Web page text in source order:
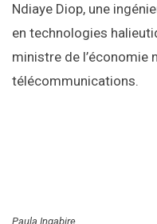
Ndiaye Diop, une
en technologies
ministre de l’économie
télécommunications.
Paula Ingabire